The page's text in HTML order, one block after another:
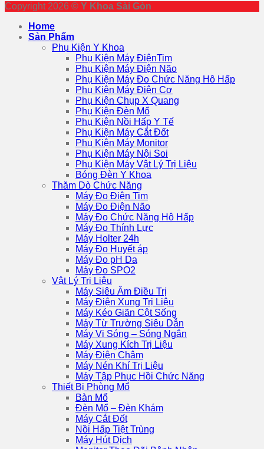
Copyright 2026 © Y Khoa Sài Gòn
Home
Sản Phẩm
Phụ Kiện Y Khoa
Phụ Kiện Máy ĐiệnTim
Phụ Kiện Máy Điện Não
Phụ Kiện Máy Đo Chức Năng Hô Hấp
Phụ Kiện Máy Điện Cơ
Phụ Kiện Chụp X Quang
Phụ Kiện Đèn Mổ
Phụ Kiện Nồi Hấp Y Tế
Phụ Kiện Máy Cắt Đốt
Phụ Kiện Máy Monitor
Phụ Kiện Máy Nội Soi
Phụ Kiện Máy Vật Lý Trị Liệu
Bóng Đèn Y Khoa
Thăm Dò Chức Năng
Máy Đo Điện Tim
Máy Đo Điện Não
Máy Đo Chức Năng Hô Hấp
Máy Đo Thính Lực
Máy Holter 24h
Máy Đo Huyết áp
Máy Đo pH Da
Máy Đo SPO2
Vật Lý Trị Liệu
Máy Siêu Âm Điều Trị
Máy Điện Xung Trị Liệu
Máy Kéo Giãn Cột Sống
Máy Từ Trường Siêu Dẫn
Máy Vi Sóng – Sóng Ngắn
Máy Xung Kích Trị Liệu
Máy Điện Châm
Máy Nén Khí Trị Liệu
Máy Tập Phục Hồi Chức Năng
Thiết Bị Phòng Mổ
Bàn Mổ
Đèn Mổ – Đèn Khám
Máy Cắt Đốt
Nồi Hấp Tiệt Trùng
Máy Hút Dịch